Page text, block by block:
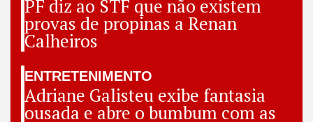
PF diz ao STF que não existem
provas de propinas a Renan
Calheiros
ENTRETENIMENTO
Adriane Galisteu exibe fantasia
ousada e abre o bumbum com as